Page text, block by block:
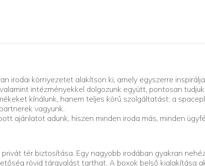
irodai környezetet alakítson ki, amely egyszerre
intézményekkel dolgozunk együtt, pontosan
kínálunk, hanem teljes körű szolgáltatást: a
vagyunk.
ajánlatot adunk, hiszen minden iroda más, minden
tér biztosítása. Egy nagyobb irodában gyakran
rövid tárgyalást tarthat. A boxok belső kialakítása